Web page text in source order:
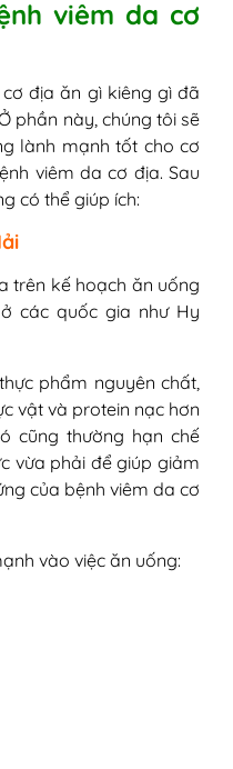
viêm da cơ
địa ăn gì kiêng gì đã
phần này, chúng tôi sẽ
lành mạnh tốt cho cơ
viêm da cơ địa. Sau
có thể giúp ích:
trên kế hoạch ăn uống
các quốc gia như Hy
phẩm nguyên chất,
vật và protein nạc hơn
cũng thường hạn chế
vừa phải để giúp giảm
của bệnh viêm da cơ
vào việc ăn uống: